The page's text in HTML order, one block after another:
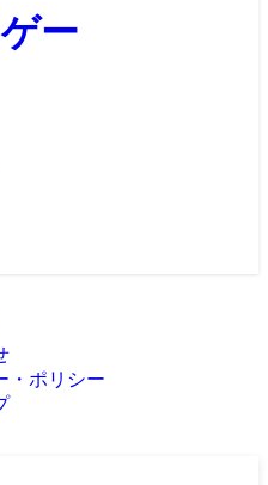
ー
・ポリシー